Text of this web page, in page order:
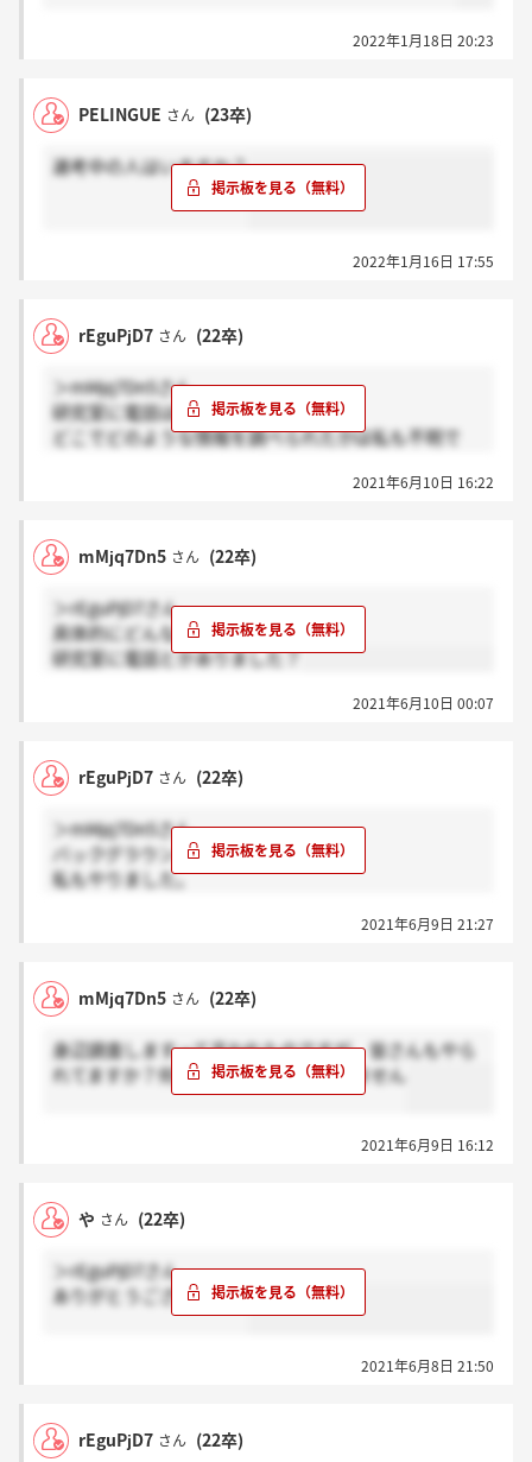
2022年1月18日 20:23
PELINGUE さん (23卒)
選考中の人はいますか？
2022年1月16日 17:55
rEguPjD7 さん (22卒)
＞mMjq7Dn5さん
研究室に電話はなかったです。
どこでどのような情報を調べられたかは私も不明で
2021年6月10日 16:22
mMjq7Dn5 さん (22卒)
＞rEguPjD7さん
具体的にどんなことされました？
研究室に電話とかありました？
2021年6月10日 00:07
rEguPjD7 さん (22卒)
＞mMjq7Dn5さん
バックグラウンドチェックですよね。
私もやりました。
2021年6月9日 21:27
mMjq7Dn5 さん (22卒)
身辺調査しますって言われたのですが、皆さんもやら
れてますか？何を見るのかよくわかりません
2021年6月9日 16:12
や さん (22卒)
＞rEguPjD7さん
ありがとうございます！
2021年6月8日 21:50
rEguPjD7 さん (22卒)